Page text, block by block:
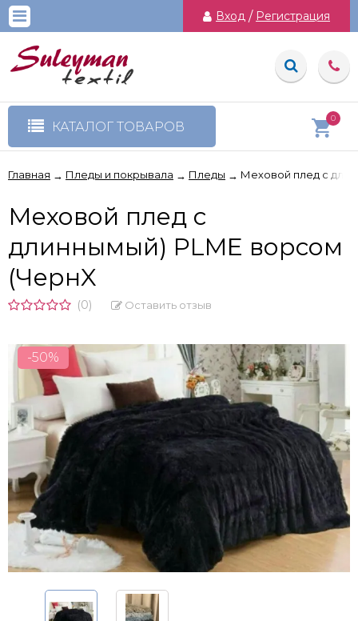
Вход / Регистрация
КАТАЛОГ ТОВАРОВ
0
Главная → Пледы и покрывала → Пледы → Меховой плед с
Меховой плед с
длиннымый) PLME ворсом
(ЧернX
(0) Оставить отзыв
-50%